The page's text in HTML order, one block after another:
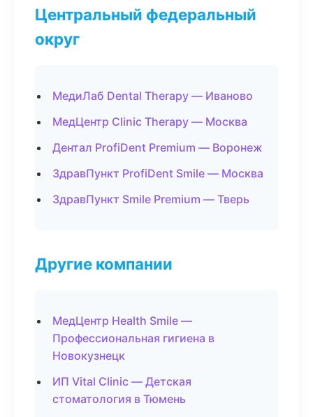
Центральный федеральный
округ
МедиЛаб Dental Therapy — Иваново
МедЦентр Clinic Therapy — Москва
Дентал ProfiDent Premium — Воронеж
ЗдравПункт ProfiDent Smile — Москва
ЗдравПункт Smile Premium — Тверь
Другие компании
МедЦентр Health Smile —
Профессиональная гигиена в
Новокузнецк
ИП Vital Clinic — Детская
стоматология в Тюмень